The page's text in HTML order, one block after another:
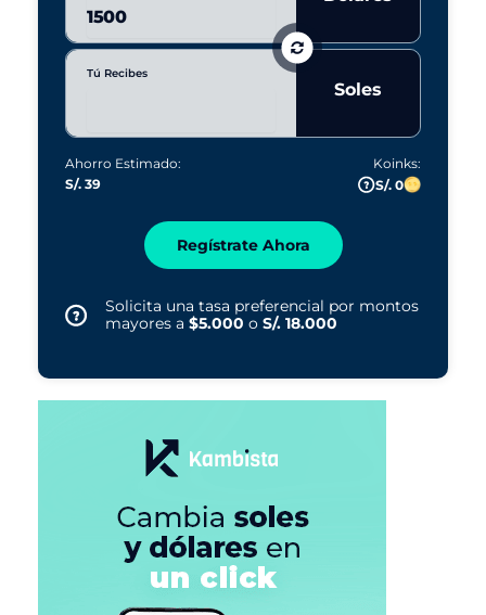
Tú Recibes
Soles
Ahorro Estimado:
S/. 39
Koinks:
S/. 0
Regístrate Ahora
Solicita una tasa preferencial por montos
mayores a $5.000 o S/. 18.000